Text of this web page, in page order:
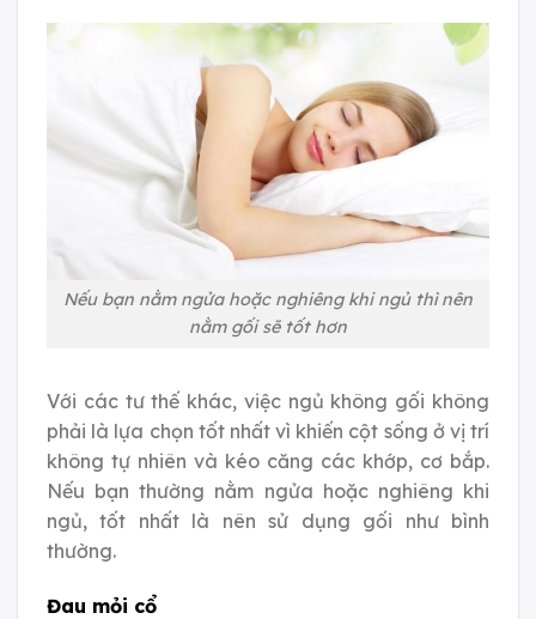
Nếu bạn nằm ngửa hoặc nghiêng khi ngủ thì nên
nằm gối sẽ tốt hơn
Với các tư thế khác, việc ngủ không gối không
phải là lựa chọn tốt nhất vì khiến cột sống ở vị trí
không tự nhiên và kéo căng các khớp, cơ bắp.
Nếu bạn thường nằm ngửa hoặc nghiêng khi
ngủ, tốt nhất là nên sử dụng gối như bình
thường.
Đau mỏi cổ